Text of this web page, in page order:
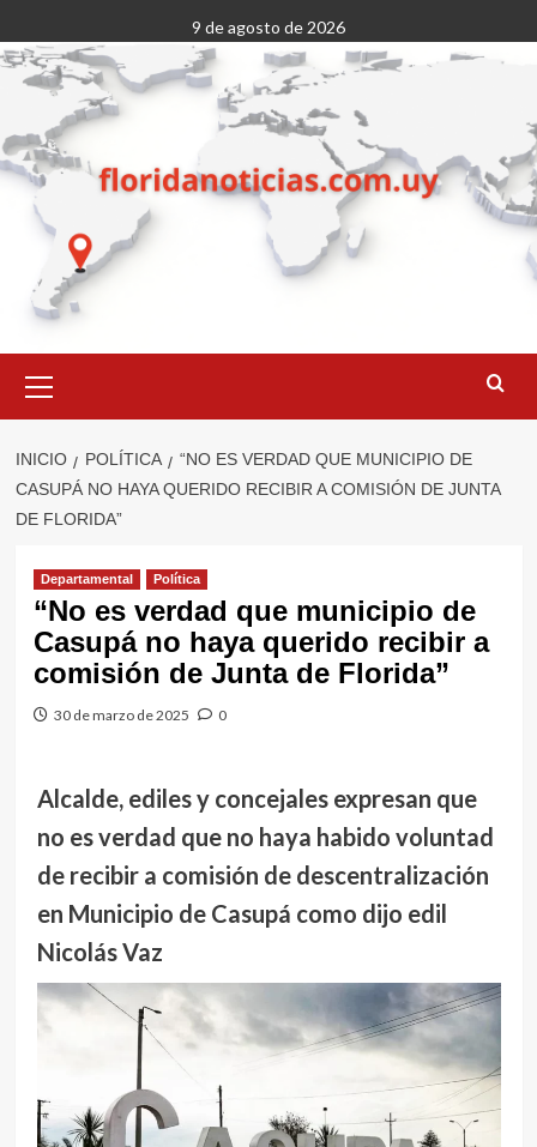
al
contenido
9 de agosto de 2026
primario
INICIO POLÍTICA
“NO ES VERDAD QUE MUNICIPIO DE
CASUPÁ NO HAYA QUERIDO RECIBIR A COMISIÓN DE JUNTA
DE FLORIDA”
Departamental Política
“No es verdad que municipio de
Casupá no haya querido recibir a
comisión de Junta de Florida”
30 de marzo de 2025 0
Alcalde, ediles y concejales expresan que
no es verdad que no haya habido voluntad
de recibir a comisión de descentralización
en Municipio de Casupá como dijo edil
Nicolás Vaz